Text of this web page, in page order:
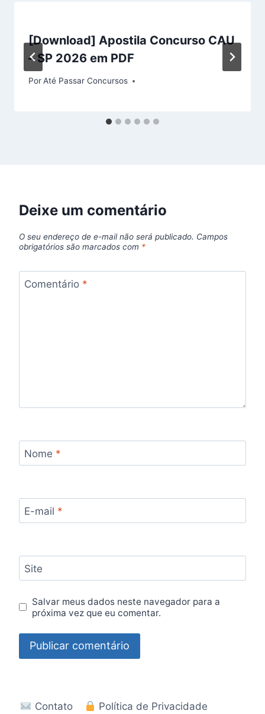
[Download] Apostila Concurso CAU
– SP 2026 em PDF
PorAté Passar Concursos
Deixe um comentário
O seu endereço de e-mail não será publicado. Campos
obrigatórios são marcados com *
Comentário *
Nome *
E-mail *
Site
Salvar meus dados neste navegador para a
próxima vez que eu comentar.
Contato Política de Privacidade